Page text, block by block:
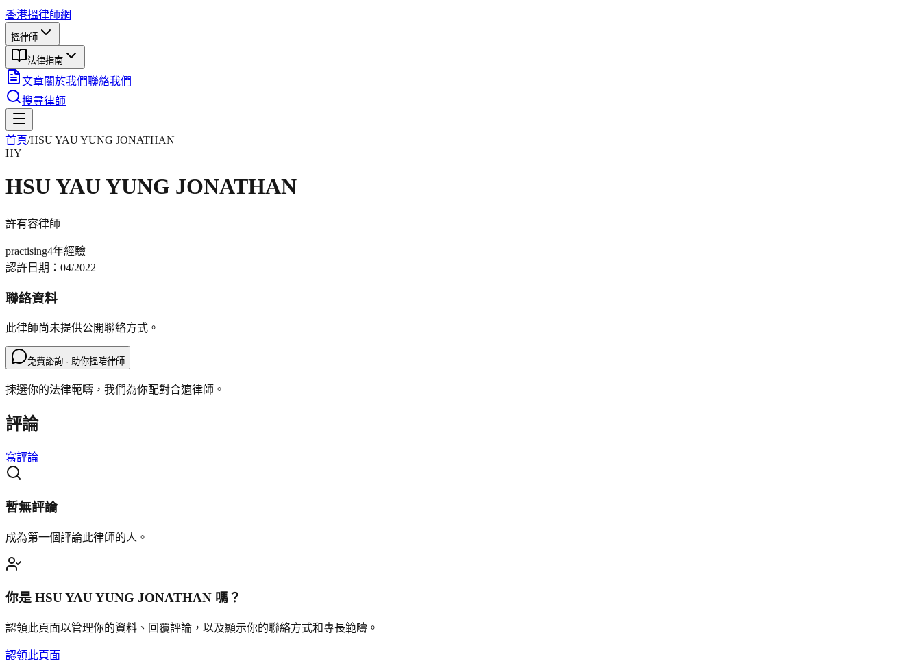
香港搵律師網
搵律師
法律指南
文章關於我們聯絡我們
搜尋律師
首頁/HSU YAU YUNG JONATHAN
HY
HSU YAU YUNG JONATHAN
許有容律師
practising4年經驗
認許日期： 04/2022
聯絡資料
此律師尚未提供公開聯絡方式。
免費諮詢 · 助你搵啱律師
揀選你的法律範疇，我們為你配對合適律師。
評論
寫評論
暫無評論
成為第一個評論此律師的人。
你是 HSU YAU YUNG JONATHAN 嗎？
認領此頁面以管理你的資料、回覆評論，以及顯示你的聯絡方式和專長範疇。
認領此頁面